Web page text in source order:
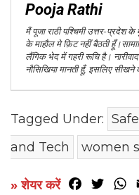
Pooja Rathi
मैं पूजा राठी पश्चिमी उत्तर-
के माहौल मे फ़िट नहीं बैठती
लैंगिक भेद में गहरी रूचि है।
नौसिखिया मानती हूँ, इसलिए सीखने
Tagged Under:
and Tech
women
» शेयर करें Facebook